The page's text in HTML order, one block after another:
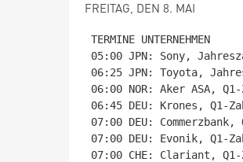
FREITAG, DEN 8. MAI
TERMINE UNTERNEHMEN
05:00 JPN: Sony,
06:25 JPN: Toyota,
06:00 NOR: Aker ASA,
06:45 DEU: Krones, Q1-
07:00 DEU:
07:00 DEU: Evonik, Q1-
07:00 CHE: Clariant, Q1-